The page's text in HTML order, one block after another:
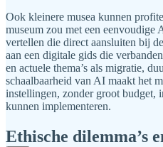
Ook kleinere musea kunnen
museum zou met een eenvoudige
vertellen die direct aansluiten bij
aan een digitale gids die
en actuele thema’s als migratie,
schaalbaarheid van AI maakt het
instellingen, zonder groot budget,
kunnen implementeren.
Ethische dilemma’s